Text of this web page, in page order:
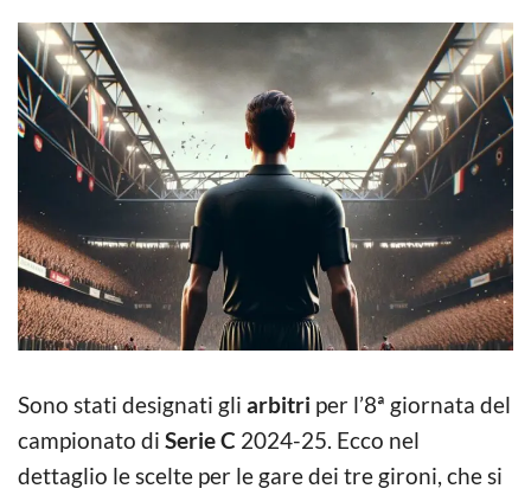
Sono stati designati gli arbitri per l’8ª giornata del
campionato di Serie C 2024-25. Ecco nel
dettaglio le scelte per le gare dei tre gironi, che si